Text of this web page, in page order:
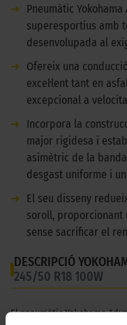
➜
Pneumàtic
superesportius amb
desenvolupada al
➜
Ofereix una
excel·lent tant en
excepcional a
➜
Incorpora la
major rigidesa i
asimètric de la
desgast uniforme i
➜
El seu disseny
soroll, proporcionant
sense sacrificar el
DESCRIPCIÓ
245/50 R18 100W
El pneumàtic Yokohama